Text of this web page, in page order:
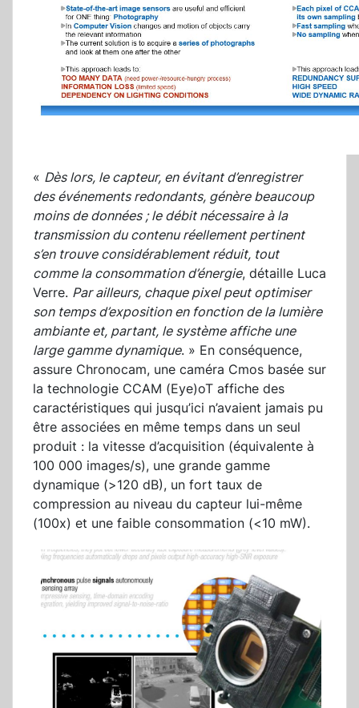
« Dès lors, le capteur, en évitant d’enregistrer
des événements redondants, génère beaucoup
moins de données ; le débit nécessaire à la
transmission du contenu réellement pertinent
s’en trouve considérablement réduit, tout
comme la consommation d’énergie, détaille Luca
Verre. Par ailleurs, chaque pixel peut optimiser
son temps d’exposition en fonction de la lumière
ambiante et, partant, le système affiche une
large gamme dynamique. » En conséquence,
assure Chronocam, une caméra Cmos basée sur
la technologie CCAM (Eye)oT affiche des
caractéristiques qui jusqu’ici n’avaient jamais pu
être associées en même temps dans un seul
produit : la vitesse d’acquisition (équivalente à
100 000 images/s), une grande gamme
dynamique (>120 dB), un fort taux de
compression au niveau du capteur lui-même
(100x) et une faible consommation (<10 mW).